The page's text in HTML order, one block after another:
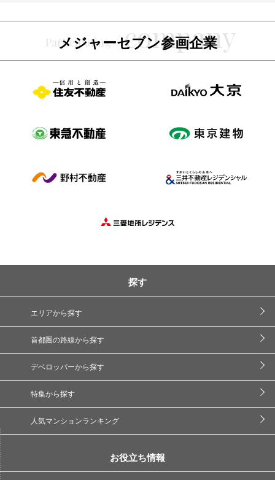
メジャーセブン参画企業
探す
エリアから探す
首都圏の路線から探す
デベロッパーから探す
特集から探す
人気マンションランキング
お役立ち情報